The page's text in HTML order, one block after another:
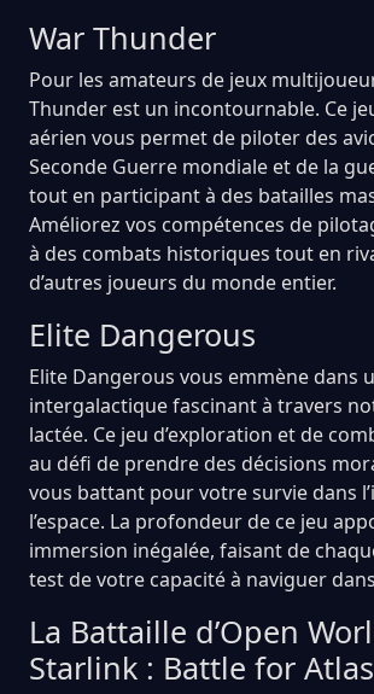
War Thunder
Pour les amateurs de jeux
Thunder est un incontournable. Ce
aérien vous permet de piloter des
Seconde Guerre mondiale et de la
tout en participant à des batailles
Améliorez vos compétences de
à des combats historiques tout en
d’autres joueurs du monde entier.
Elite Dangerous
Elite Dangerous vous emmène dans
intergalactique fascinant à travers
lactée. Ce jeu d’exploration et de
au défi de prendre des décisions
vous battant pour votre survie dans
l’espace. La profondeur de ce jeu
immersion inégalée, faisant de
test de votre capacité à naviguer
La Battaille d’Open
Starlink : Battle for Atlas